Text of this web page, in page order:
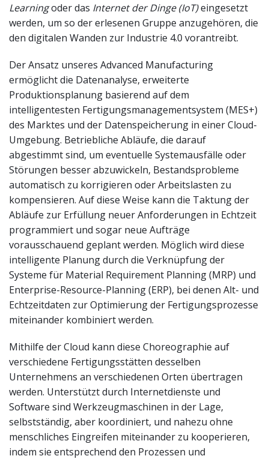
Learningoder das Internet der Dinge (IoT)eingesetzt
werden, um so der erlesenen Gruppe anzugehören, die
den digitalen Wanden zur Industrie 4.0 vorantreibt.
Der Ansatz unseres Advanced Manufacturing
ermöglicht die Datenanalyse, erweiterte
Produktionsplanung basierend auf dem
intelligentesten Fertigungsmanagementsystem (MES+)
des Marktes und der Datenspeicherung in einer Cloud-
Umgebung. Betriebliche Abläufe, die darauf
abgestimmt sind, um eventuelle Systemausfälle oder
Störungen besser abzuwickeln, Bestandsprobleme
automatisch zu korrigieren oder Arbeitslasten zu
kompensieren. Auf diese Weise kann die Taktung der
Abläufe zur Erfüllung neuer Anforderungen in Echtzeit
programmiert und sogar neue Aufträge
vorausschauend geplant werden. Möglich wird diese
intelligente Planung durch die Verknüpfung der
Systeme für Material Requirement Planning (MRP) und
Enterprise-Resource-Planning (ERP), bei denen Alt- und
Echtzeitdaten zur Optimierung der Fertigungsprozesse
miteinander kombiniert werden.
Mithilfe der Cloud kann diese Choreographie auf
verschiedene Fertigungsstätten desselben
Unternehmens an verschiedenen Orten übertragen
werden. Unterstützt durch Internetdienste und
Software sind Werkzeugmaschinen in der Lage,
selbstständig, aber koordiniert, und nahezu ohne
menschliches Eingreifen miteinander zu kooperieren,
indem sie entsprechend den Prozessen und